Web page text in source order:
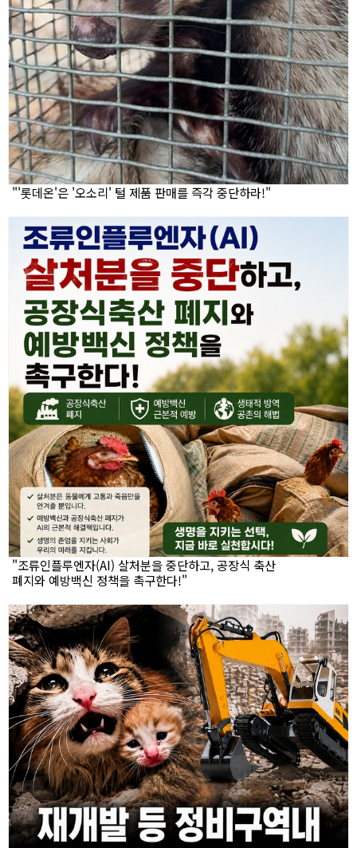
"'롯데온'은 '오소리' 털 제품 판매를 즉각 중단하라!"
"조류인플루엔자(AI) 살처분을 중단하고, 공장식 축산
폐지와 예방백신 정책을 촉구한다!"